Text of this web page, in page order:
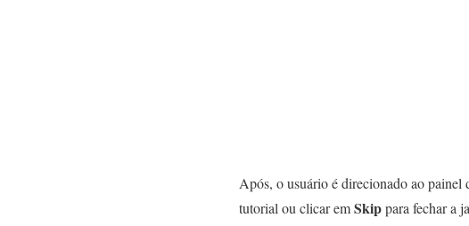
Após, o usuário é direcionado ao
tutorial ou clicar emSkippara fechar a